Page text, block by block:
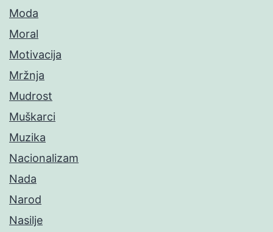
Moda
Moral
Motivacija
Mržnja
Mudrost
Muškarci
Muzika
Nacionalizam
Nada
Narod
Nasilje